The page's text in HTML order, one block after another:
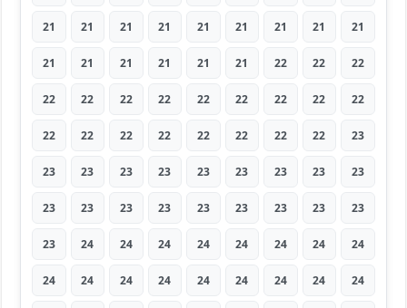
21 21 21 21 21 21 21 21 21
21 21 21 21 21 21 22 22 22
22 22 22 22 22 22 22 22 22
22 22 22 22 22 22 22 22 23
23 23 23 23 23 23 23 23 23
23 23 23 23 23 23 23 23 23
23 24 24 24 24 24 24 24 24
24 24 24 24 24 24 24 24 24